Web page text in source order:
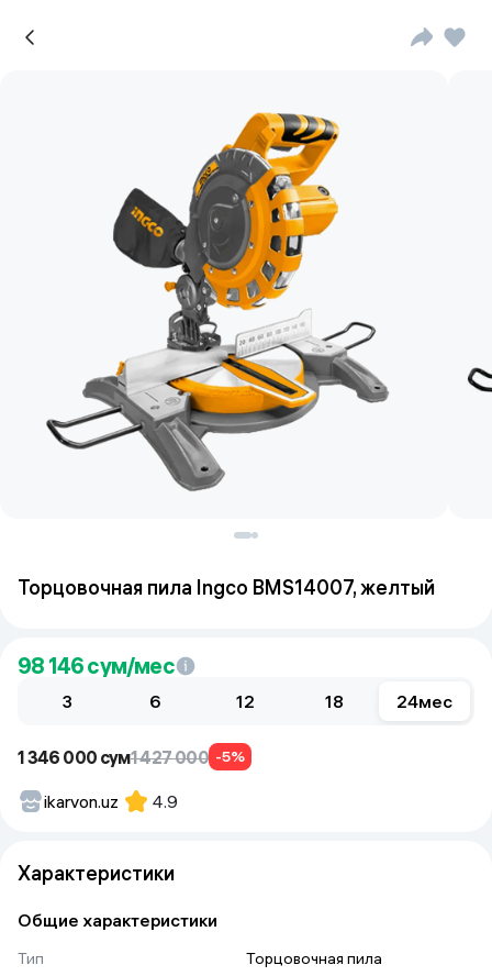
Торцовочная пила Ingco BMS14007, желтый
98 146сум/мес
3 6 12 18 24мес
1 346 000 сум1 427 000 -5%
ikarvon.uz 4.9
Характеристики
Общие характеристики
Тип
Торцовочная пила